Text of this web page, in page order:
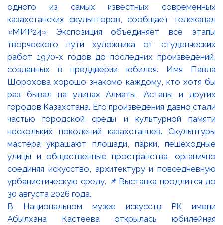
В Национальном музее искусств РК имени
Абылхана Кастеева открылась юбилейная